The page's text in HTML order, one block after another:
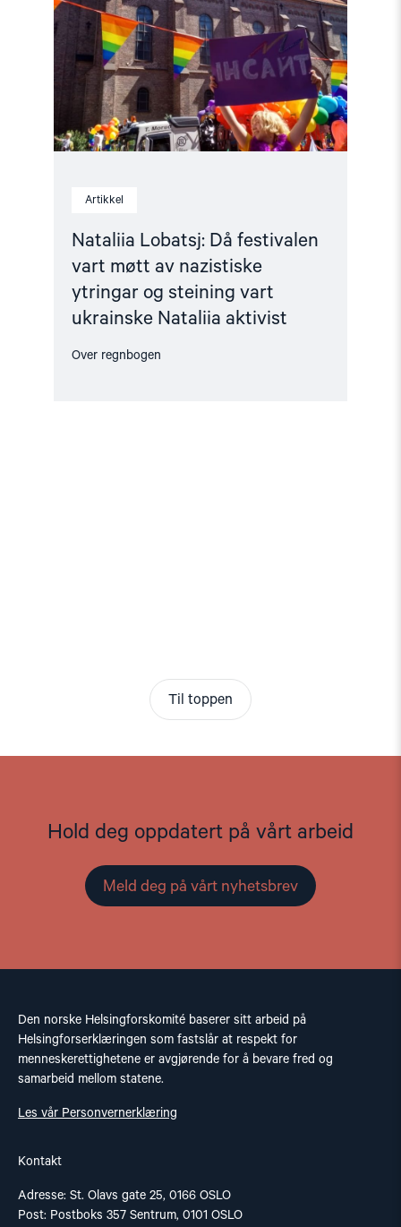
Artikkel
Nataliia Lobatsj: Då festivalen
vart møtt av nazistiske
ytringar og steining vart
ukrainske Nataliia aktivist
Over regnbogen
festivalen
vart
møtt
av
nazistiske
ytringar
og
steining
vart
ukrainske
Til toppen
Hold deg oppdatert på vårt arbeid
Meld deg på vårt nyhetsbrev
Den norske Helsingforskomité baserer sitt arbeid på
Helsingforserklæringen som fastslår at respekt for
menneskerettighetene er avgjørende for å bevare fred og
samarbeid mellom statene.
Les vår Personvernerklæring
Kontakt
Adresse: St. Olavs gate 25, 0166 OSLO
Post: Postboks 357 Sentrum, 0101 OSLO